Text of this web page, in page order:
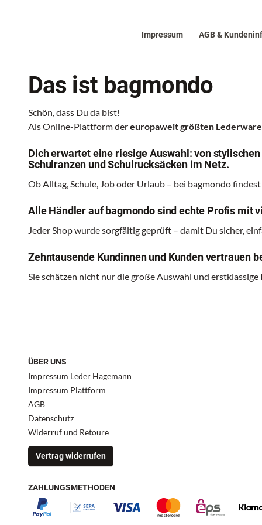
Impressum AGB &
Das ist bagmondo
Schön, dass Du da bist!
Als Online-Plattform dereuropaweit größten
Dich erwartet eine riesige Auswahl: von
Schulranzen und Schulrucksäcken im Netz.
Ob Alltag, Schule, Job oder Urlaub – bei bagmondo
Alle Händler auf bagmondo sind echte Profis mit
Jeder Shop wurde sorgfältig geprüft – damit Du sicher,
Zehntausende Kundinnen und Kunden vertrauen
Sie schätzen nicht nur die große Auswahl und
ÜBER UNS
Impressum Leder Hagemann
Impressum Plattform
AGB
Datenschutz
Widerruf und Retoure
Vertrag widerrufen
ZAHLUNGSMETHODEN